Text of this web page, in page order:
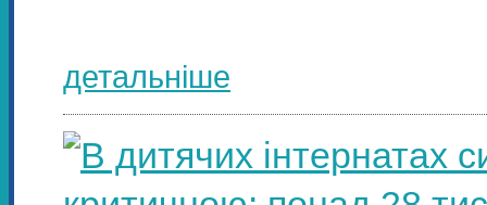
детальніше